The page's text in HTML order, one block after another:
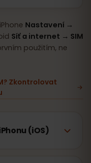
Nastavení →
Síť a internet → SIM
použitím, ne
Zkontrolovat
(iOS)